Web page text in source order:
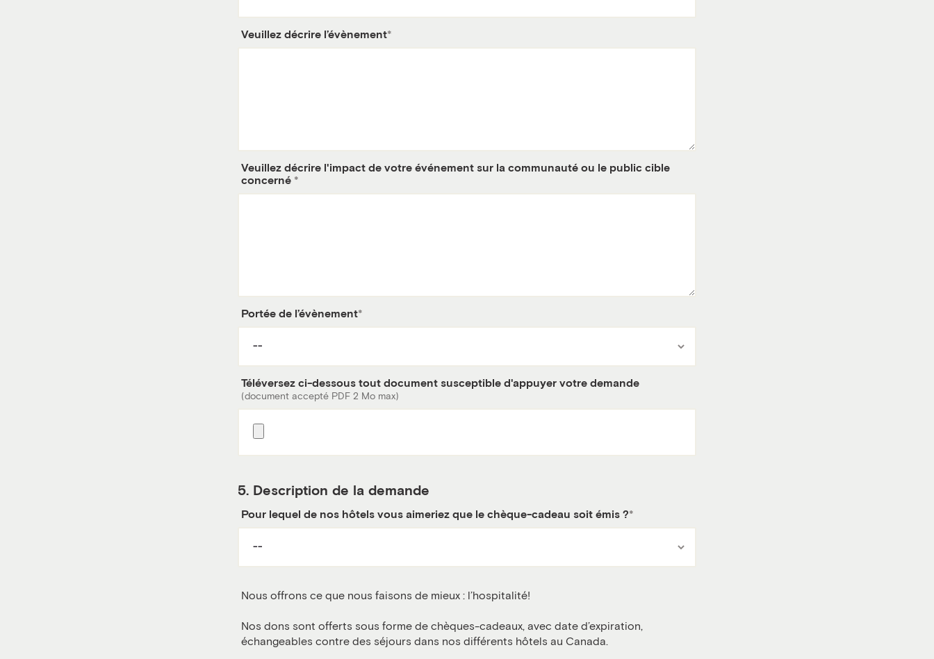
Veuillez décrire l’évènement
Veuillez décrire l'impact de votre événement sur la communauté ou le public cible
concerné
Portée de l’évènement
Téléversez ci-dessous tout document susceptible d'appuyer votre demande
(document accepté PDF 2 Mo max)
5. Description de la demande
Pour lequel de nos hôtels vous aimeriez que le chèque-cadeau soit émis ?
Nous offrons ce que nous faisons de mieux : l’hospitalité!
Nos dons sont offerts sous forme de chèques-cadeaux, avec date d’expiration,
échangeables contre des séjours dans nos différents hôtels au Canada.